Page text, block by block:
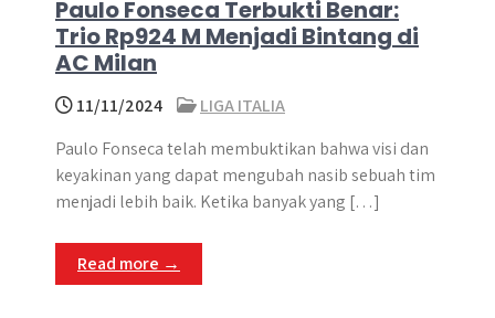
Paulo Fonseca Terbukti Benar:
Trio Rp924 M Menjadi Bintang di
AC Milan
11/11/2024
LIGA ITALIA
Paulo Fonseca telah membuktikan bahwa visi dan
keyakinan yang dapat mengubah nasib sebuah tim
menjadi lebih baik. Ketika banyak yang […]
Read more →